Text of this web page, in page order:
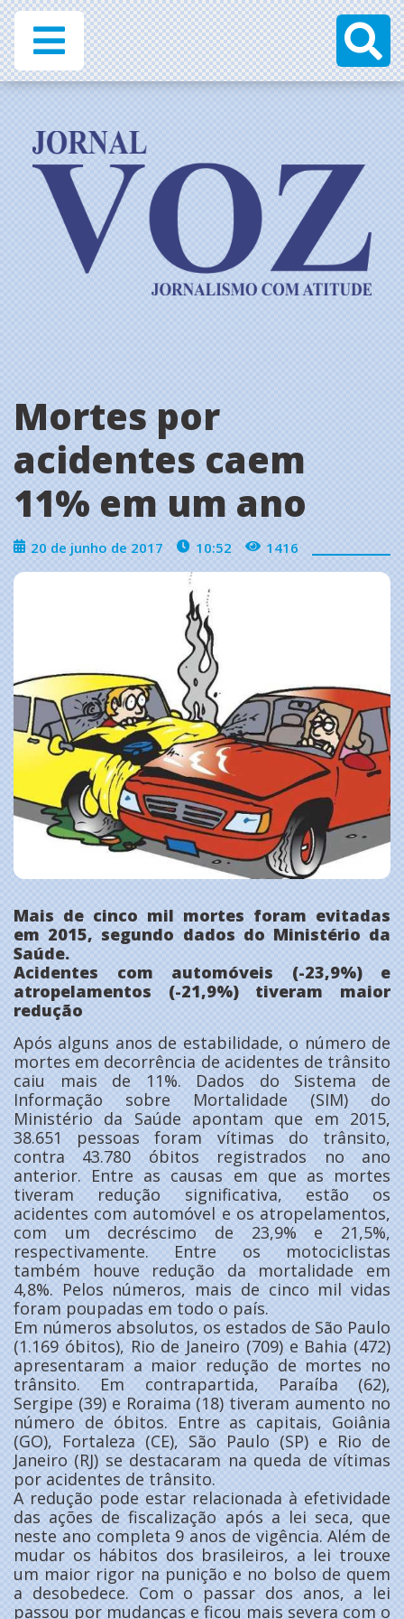
Mortes por
acidentes caem
11% em um ano
20 de junho de 2017 10:52 1416
Mais de cinco mil mortes foram evitadas
em 2015, segundo dados do Ministério da
Saúde.
Acidentes com automóveis (-23,9%) e
atropelamentos (-21,9%) tiveram maior
redução
Após alguns anos de estabilidade, o número de
mortes em decorrência de acidentes de trânsito
caiu mais de 11%. Dados do Sistema de
Informação sobre Mortalidade (SIM) do
Ministério da Saúde apontam que em 2015,
38.651 pessoas foram vítimas do trânsito,
contra 43.780 óbitos registrados no ano
anterior. Entre as causas em que as mortes
tiveram redução significativa, estão os
acidentes com automóvel e os atropelamentos,
com um decréscimo de 23,9% e 21,5%,
respectivamente. Entre os motociclistas
também houve redução da mortalidade em
4,8%. Pelos números, mais de cinco mil vidas
foram poupadas em todo o país.
Em números absolutos, os estados de São Paulo
(1.169 óbitos), Rio de Janeiro (709) e Bahia (472)
apresentaram a maior redução de mortes no
trânsito. Em contrapartida, Paraíba (62),
Sergipe (39) e Roraima (18) tiveram aumento no
número de óbitos. Entre as capitais, Goiânia
(GO), Fortaleza (CE), São Paulo (SP) e Rio de
Janeiro (RJ) se destacaram na queda de vítimas
por acidentes de trânsito.
A redução pode estar relacionada à efetividade
das ações de fiscalização após a lei seca, que
neste ano completa 9 anos de vigência. Além de
mudar os hábitos dos brasileiros, a lei trouxe
um maior rigor na punição e no bolso de quem
a desobedece. Com o passar dos anos, a lei
passou por mudanças e ficou mais severa com o